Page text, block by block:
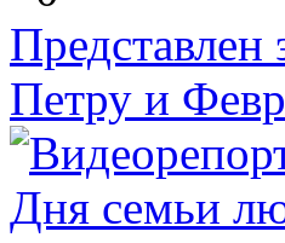
Представлен
Петру и